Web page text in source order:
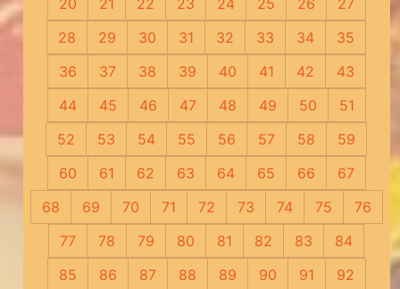
20
21 22 23 24 25 26
27
28
29 30 31 32 33 34
35
36
37 38 39 40 41 42
43
44
45 46 47 48 49 50
51
52
53 54 55 56 57 58
59
60
61 62 63 64 65 66
67
68
69 70 71 72 73 74 75
76
77
78 79 80 81 82 83
84
85
86 87 88 89 90 91
92